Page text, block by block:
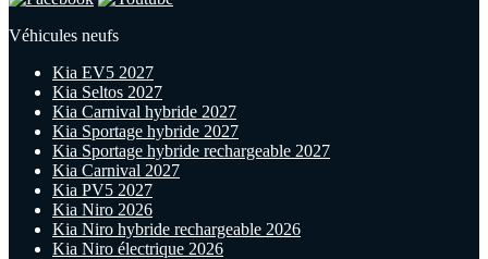
Véhicules neufs
Kia EV5 2027
Kia Seltos 2027
Kia Carnival hybride 2027
Kia Sportage hybride 2027
Kia Sportage hybride rechargeable 2027
Kia Carnival 2027
Kia PV5 2027
Kia Niro 2026
Kia Niro hybride rechargeable 2026
Kia Niro électrique 2026